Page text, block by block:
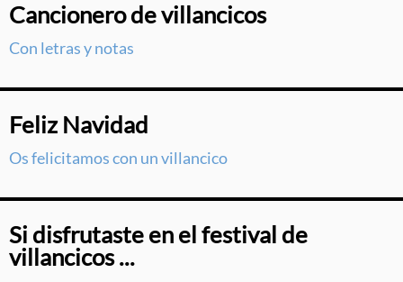
Cancionero de villancicos
Con letras y notas
Feliz Navidad
Os felicitamos con un villancico
Si disfrutaste en el festival de
villancicos ...